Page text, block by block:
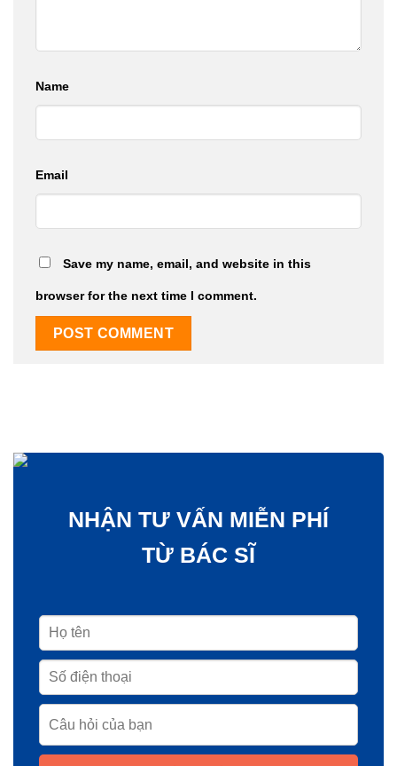
Name
Email
Save my name, email, and website in this
browser for the next time I comment.
NHẬN TƯ VẤN MIỄN PHÍ
TỪ BÁC SĨ